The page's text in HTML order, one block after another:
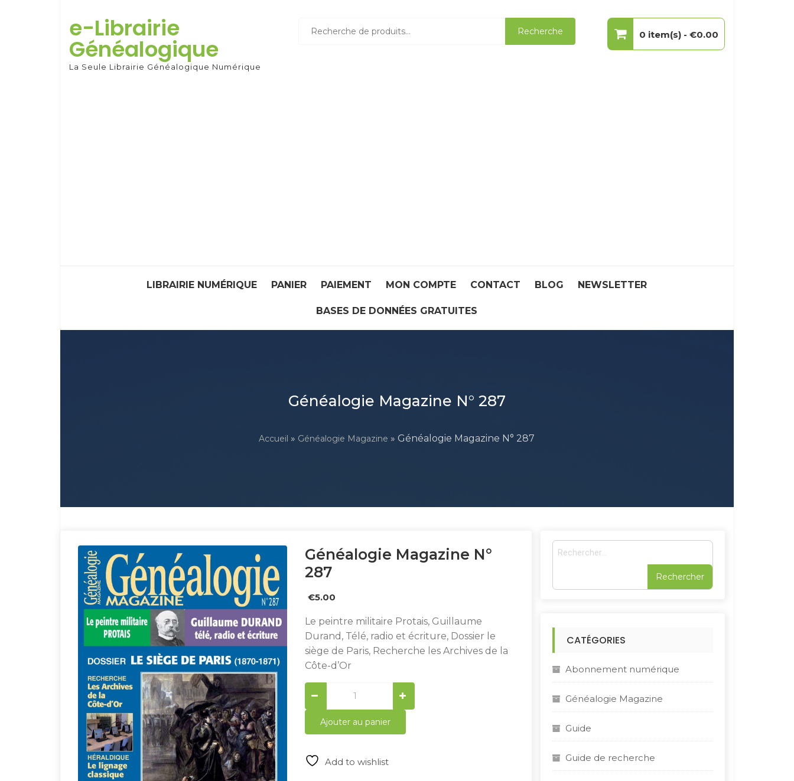
content
e-Librairie
Généalogique
La Seule Librairie Généalogique Numérique
pour :
Recherche 0 item(s) -€0.00
LIBRAIRIE NUMÉRIQUE PANIER PAIEMENT MON COMPTE CONTACT BLOG NEWSLETTER
BASES DE DONNÉES GRATUITES
Généalogie Magazine N° 287
Accueil » Généalogie Magazine » Généalogie Magazine N° 287
Généalogie Magazine N°
287
€5.00
Le peintre militaire Protais, Guillaume
Durand, Télé, radio et écriture, Dossier le
siège de Paris, Recherche les Archives de la
Côte-d’Or
Généalogie
Magazine
N°
287
quantity
Ajouter au panier
Add to wishlist
R
e
:
CATÉGORIES
Abonnement numérique
Généalogie Magazine
Guide
Guide de recherche